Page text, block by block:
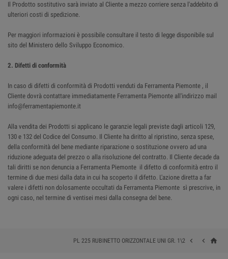
Il Prodotto sostitutivo sarà inviato al Cliente a mezzo corriere senza l'addebito di
ulteriori costi di spedizione.
Per maggiori informazioni è possibile consultare il testo di legge disponibile sul
sito del Ministero dello Sviluppo Economico.
2. Difetti di conformità
In caso di difetti di conformità di Prodotti venduti da Ferramenta Piemonte , il
Cliente dovrà contattare immediatamente Ferramenta Piemonte all'indirizzo mail
info@ferramentapiemonte.it
Alla vendita dei Prodotti si applicano le garanzie legali previste dagli articoli 129,
130 e 132 del Codice del Consumo. Il Cliente ha diritto al ripristino, senza spese,
della conformità del bene mediante riparazione o sostituzione ovvero ad una
riduzione adeguata del prezzo o alla risoluzione del contratto. Il Cliente decade da
tali diritti se non denuncia a Ferramenta Piemonte il difetto di conformità entro il
termine di due mesi dalla data in cui ha scoperto il difetto. L'azione diretta a far
valere i difetti non dolosamente occultati da Ferramenta Piemonte sì prescrive, in
ogni caso, nel termine di ventisei mesi dalla consegna del bene.
home


PL 225 RUBINETTO ORIZZONTALE UNI GR. 1\2